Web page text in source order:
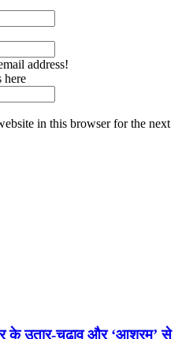
address!
here
in this browser for the next
के उतार-चढ़ाव और ‘आश्रम’ से